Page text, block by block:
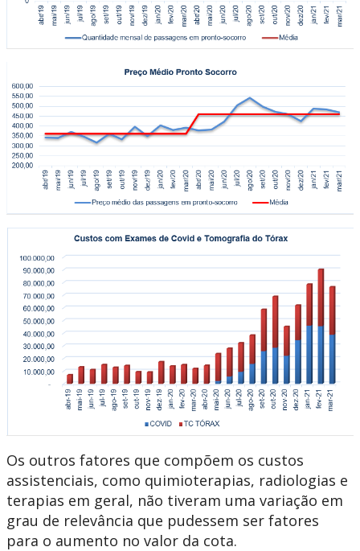
Os outros fatores que compõem os custos
assistenciais, como quimioterapias, radiologias e
terapias em geral, não tiveram uma variação em
grau de relevância que pudessem ser fatores
para o aumento no valor da cota.